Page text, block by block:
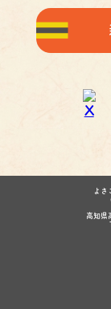
よさ
高知県